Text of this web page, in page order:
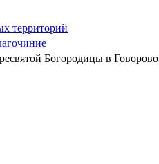
территорий
Богородицы в Говорово